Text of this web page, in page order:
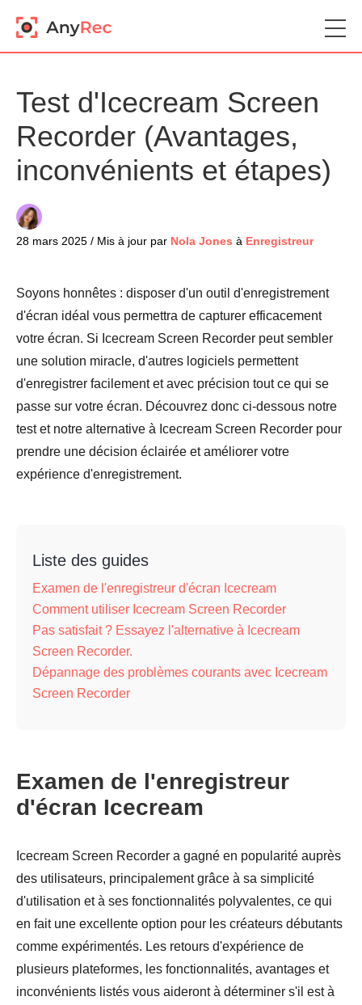
Test d'Icecream Screen
Recorder (Avantages,
inconvénients et étapes)
28 mars 2025 / Mis à jour par Nola Jones à Enregistreur
Soyons honnêtes : disposer d'un outil d'enregistrement
d'écran idéal vous permettra de capturer efficacement
votre écran. Si Icecream Screen Recorder peut sembler
une solution miracle, d'autres logiciels permettent
d'enregistrer facilement et avec précision tout ce qui se
passe sur votre écran. Découvrez donc ci-dessous notre
test et notre alternative à Icecream Screen Recorder pour
prendre une décision éclairée et améliorer votre
expérience d'enregistrement.
Liste des guides
Examen de l'enregistreur d'écran Icecream
Comment utiliser Icecream Screen Recorder
Pas satisfait ? Essayez l'alternative à Icecream
Screen Recorder.
Dépannage des problèmes courants avec Icecream
Screen Recorder
Examen de l'enregistreur
d'écran Icecream
Icecream Screen Recorder a gagné en popularité auprès
des utilisateurs, principalement grâce à sa simplicité
d'utilisation et à ses fonctionnalités polyvalentes, ce qui
en fait une excellente option pour les créateurs débutants
comme expérimentés. Les retours d'expérience de
plusieurs plateformes, les fonctionnalités, avantages et
inconvénients listés vous aideront à déterminer s'il est à